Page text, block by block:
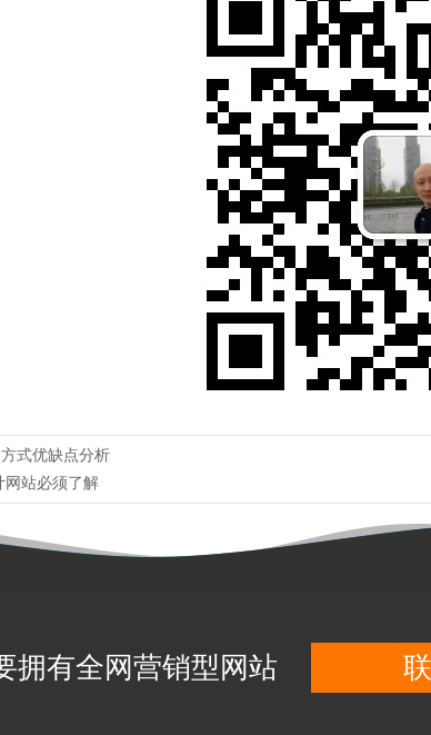
式优缺点分析
网站必须了解
拥有全网营销型网站